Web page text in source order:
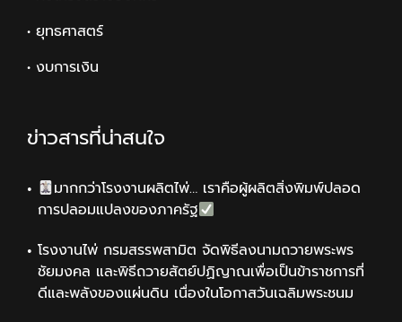
• ยุทธศาสตร์
• งบการเงิน
ข่าวสารที่น่าสนใจ
มากกว่าโรงงานผลิตไพ่… เราคือผู้ผลิตสิ่งพิมพ์ปลอด
การปลอมแปลงของภาครัฐ
โรงงานไพ่ กรมสรรพสามิต จัดพิธีลงนามถวายพระพร
ชัยมงคล และพิธีถวายสัตย์ปฏิญาณเพื่อเป็นข้าราชการที่
ดีและพลังของแผ่นดิน เนื่องในโอกาสวันเฉลิมพระชนม